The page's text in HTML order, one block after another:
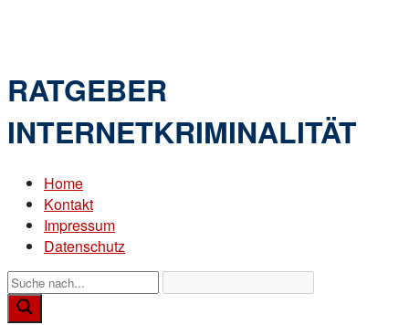
RATGEBER
INTERNETKRIMINALITÄT
Home
Kontakt
Impressum
Datenschutz